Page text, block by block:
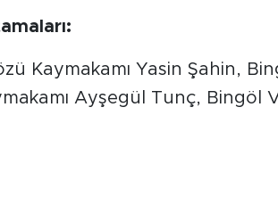
Kaymakamı Yasin Şahin,
Ayşegül Tunç, Bingöl